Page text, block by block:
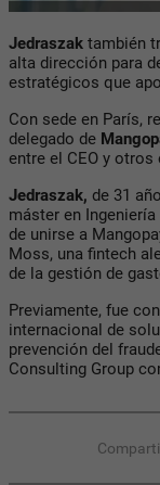
Jedraszak también
alta dirección para
estratégicos que
Con sede en París,
delegado de
entre el CEO y otros
Jedraszak, de 31
máster en
de unirse a
Moss, una fintech
de la gestión de
Previamente, fue
internacional de
prevención del
Consulting Group